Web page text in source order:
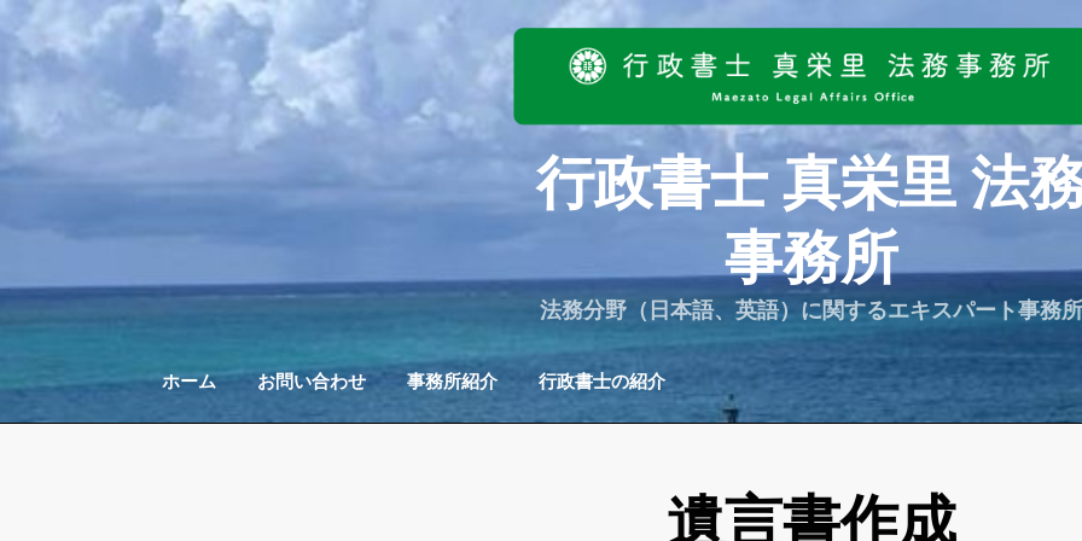
Skip
行政書士 真栄里 法
事務所
法務分野（日本語、英語）に関するエキスパート事務所
ホーム お問い合わせ 事務所紹介 行政書士の紹介
遺言書作成